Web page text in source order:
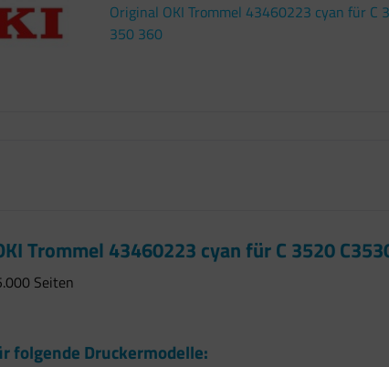
Original OKI Trommel 43460223 cyan für C
350 360
Trommel 43460223 cyan für C 3520
Seiten
folgende Druckermodelle: